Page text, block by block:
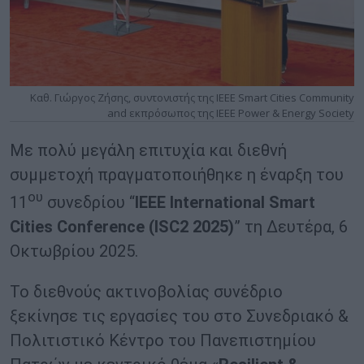
Καθ. Γιώργος Ζήσης, συντονιστής της IEEE Smart Cities Community
and εκπρόσωπος της IEEE Power & Energy Society
Με πολύ μεγάλη επιτυχία και διεθνή
συμμετοχή πραγματοποιήθηκε η έναρξη του
11 ου συνεδρίου “IEEE International Smart
Cities Conference (ISC2 2025)” τη Δευτέρα, 6
Οκτωβρίου 2025.
Το διεθνούς ακτινοβολίας συνέδριο
ξεκίνησε τις εργασίες του στο Συνεδριακό &
Πολιτιστικό Κέντρο του Πανεπιστημίου